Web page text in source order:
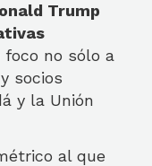
Trump
no sólo a
socios
y la Unión
al que